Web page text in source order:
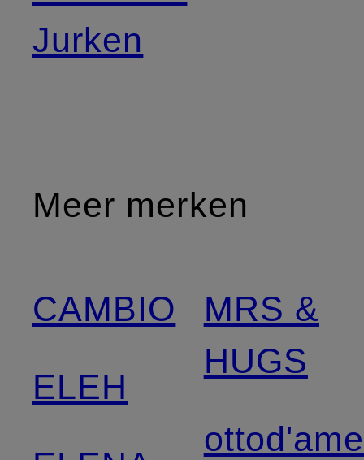
Jurken
Meer merken
CAMBIO
ELEH
MRS &
HUGS
ottod'ame